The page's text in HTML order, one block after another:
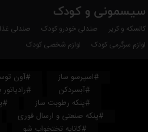
سیسمونی و کودک
کالسکه و کریر صندلی خودرو کودک صندلی
لوازم سرگرمی کودک
لوازم شخصی کودک
#اسپرسو ساز #آون
#آبسردکن
#پنکه رطوبت ساز
#پنکه صنعتی و ارسال فوری
#کاناپه تختخواب شو